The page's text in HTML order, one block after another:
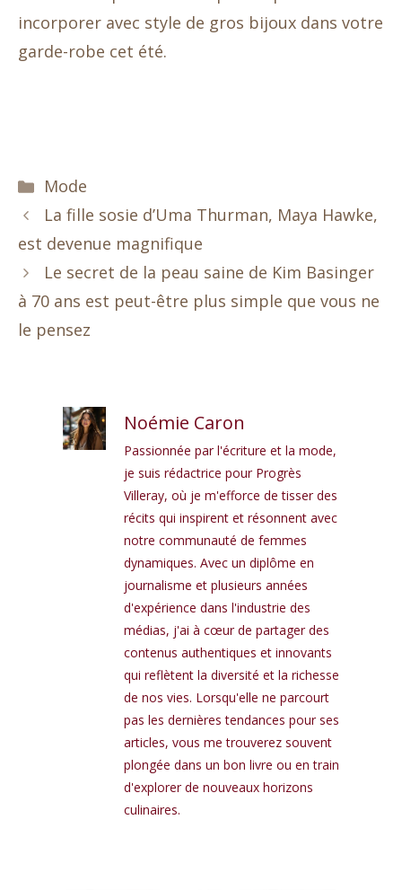
incorporer avec style de gros bijoux dans votre
garde-robe cet été.
Catégories
Mode
La fille sosie d’Uma Thurman, Maya Hawke,
est devenue magnifique
Le secret de la peau saine de Kim Basinger
à 70 ans est peut-être plus simple que vous ne
le pensez
Noémie Caron
Passionnée par l'écriture et la mode,
je suis rédactrice pour Progrès
Villeray, où je m'efforce de tisser des
récits qui inspirent et résonnent avec
notre communauté de femmes
dynamiques. Avec un diplôme en
journalisme et plusieurs années
d'expérience dans l'industrie des
médias, j'ai à cœur de partager des
contenus authentiques et innovants
qui reflètent la diversité et la richesse
de nos vies. Lorsqu'elle ne parcourt
pas les dernières tendances pour ses
articles, vous me trouverez souvent
plongée dans un bon livre ou en train
d'explorer de nouveaux horizons
culinaires.